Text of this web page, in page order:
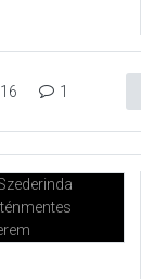
16 1